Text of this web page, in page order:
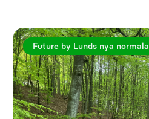
Future by Lunds nya normala